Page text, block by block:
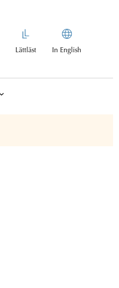
Lättläst In English